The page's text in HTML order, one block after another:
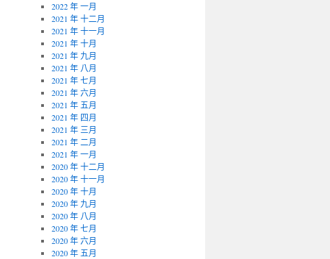
2022 年 一月
2021 年 十二月
2021 年 十一月
2021 年 十月
2021 年 九月
2021 年 八月
2021 年 七月
2021 年 六月
2021 年 五月
2021 年 四月
2021 年 三月
2021 年 二月
2021 年 一月
2020 年 十二月
2020 年 十一月
2020 年 十月
2020 年 九月
2020 年 八月
2020 年 七月
2020 年 六月
2020 年 五月